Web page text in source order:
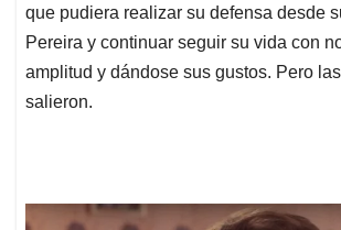
que pudiera realizar su defensa desde
Pereira y continuar seguir su vida con
amplitud y dándose sus gustos. Pero
salieron.